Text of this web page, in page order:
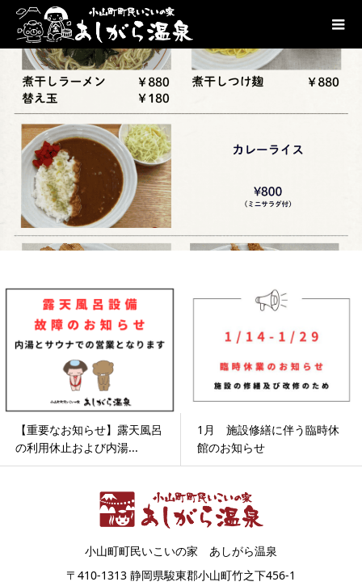
【重要なお知らせ】露天風呂
の利用休止および内湯...
1月 施設修繕に伴う臨時休
館のお知らせ
小山町町民いこいの家 あしがら温泉
〒410-1313 静岡県駿東郡小山町竹之下456-1